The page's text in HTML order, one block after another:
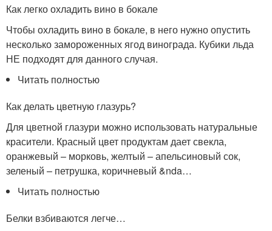
Как легко охладить вино в бокале
Чтобы охладить вино в бокале, в него нужно опустить
несколько замороженных ягод винограда. Кубики льда
НЕ подходят для данного случая.
Читать полностью
Как делать цветную глазурь?
Для цветной глазури можно использовать натуральные
красители. Красный цвет продуктам дает свекла,
оранжевый – морковь, желтый – апельсиновый сок,
зеленый – петрушка, коричневый &nda…
Читать полностью
Белки взбиваются легче…